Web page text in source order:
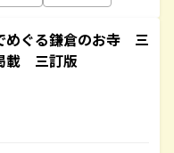
ぐる鎌倉のお寺 三
載 三訂版